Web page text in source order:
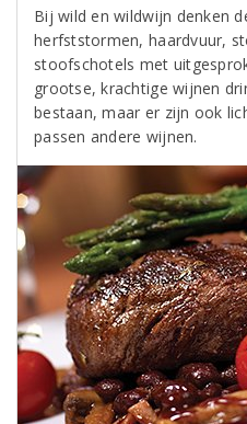
Bij wild en wildwijn denken
herfststormen, haardvuur,
stoofschotels met
grootse, krachtige wijnen
bestaan, maar er zijn ook
passen andere wijnen.